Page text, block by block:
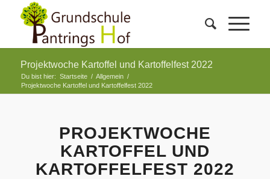
Projektwoche Kartoffel und Kartoffelfest 2022
Du bist hier: Startseite / Allgemein /
Projektwoche Kartoffel und Kartoffelfest 2022
PROJEKTWOCHE
KARTOFFEL UND
KARTOFFELFEST 2022